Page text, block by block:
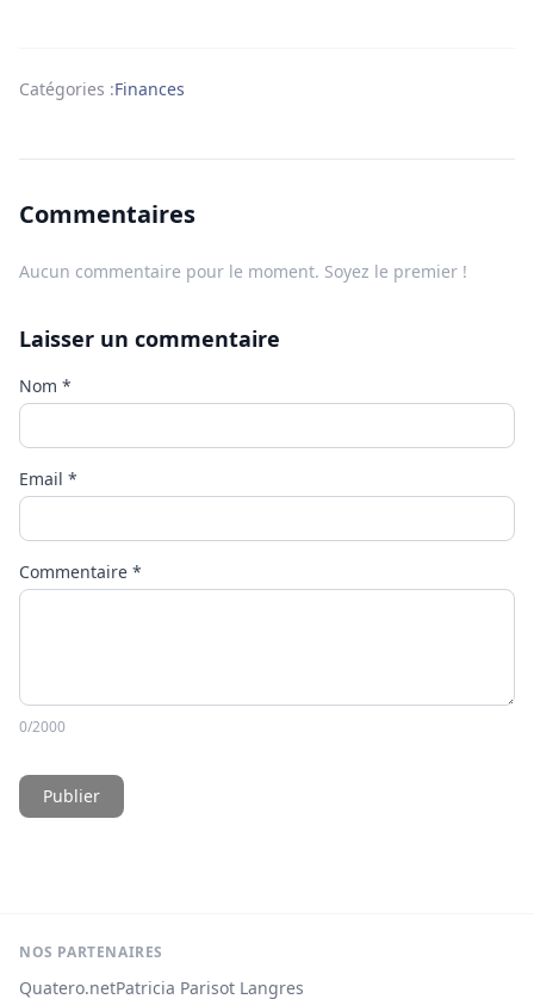
Catégories :Finances
Commentaires
Aucun commentaire pour le moment. Soyez le premier !
Laisser un commentaire
Nom *
Email *
Commentaire *
0/2000
Publier
NOS PARTENAIRES
Quatero.netPatricia Parisot Langres